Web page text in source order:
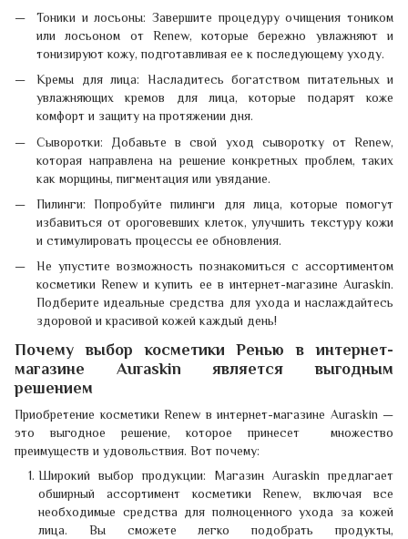
Тоники и лосьоны: Завершите процедуру очищения тоником
или лосьоном от Renew, которые бережно увлажняют и
тонизируют кожу, подготавливая ее к последующему уходу.
Кремы для лица: Насладитесь богатством питательных и
увлажняющих кремов для лица, которые подарят коже
комфорт и защиту на протяжении дня.
Сыворотки: Добавьте в свой уход сыворотку от Renew,
которая направлена на решение конкретных проблем, таких
как морщины, пигментация или увядание.
Пилинги: Попробуйте пилинги для лица, которые помогут
избавиться от ороговевших клеток, улучшить текстуру кожи
и стимулировать процессы ее обновления.
Не упустите возможность познакомиться с ассортиментом
косметики Renew и купить ее в интернет-магазине Auraskin.
Подберите идеальные средства для ухода и наслаждайтесь
здоровой и красивой кожей каждый день!
Почему выбор косметики Ренью в интернет-
магазине Auraskin является выгодным
решением
Приобретение косметики Renew в интернет-магазине Auraskin —
это выгодное решение, которое принесет множество
преимуществ и удовольствия. Вот почему:
Широкий выбор продукции: Магазин Auraskin предлагает
обширный ассортимент косметики Renew, включая все
необходимые средства для полноценного ухода за кожей
лица. Вы сможете легко подобрать продукты,